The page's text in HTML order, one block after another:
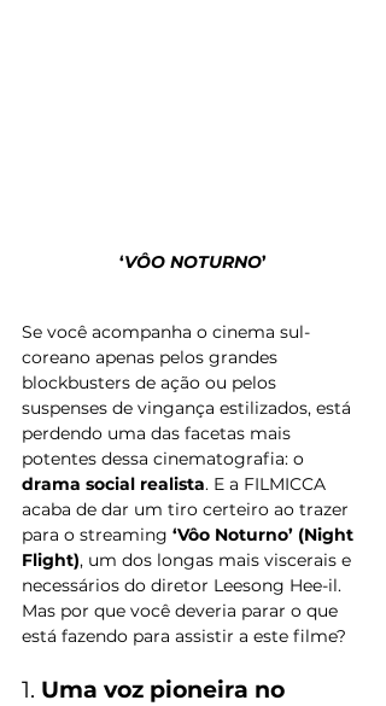
‘VÔO NOTURNO’
Se você acompanha o cinema sul-
coreano apenas pelos grandes
blockbusters de ação ou pelos
suspenses de vingança estilizados, está
perdendo uma das facetas mais
potentes dessa cinematografia: o
drama social realista. E a FILMICCA
acaba de dar um tiro certeiro ao trazer
para o streaming ‘Vôo Noturno’ (Night
Flight), um dos longas mais viscerais e
necessários do diretor Leesong Hee-il.
Mas por que você deveria parar o que
está fazendo para assistir a este filme?
1. Uma voz pioneira no